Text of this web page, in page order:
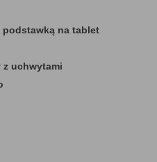
na tablet
z uchwytami